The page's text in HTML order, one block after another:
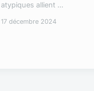
atypiques allient ...
17 décembre 2024